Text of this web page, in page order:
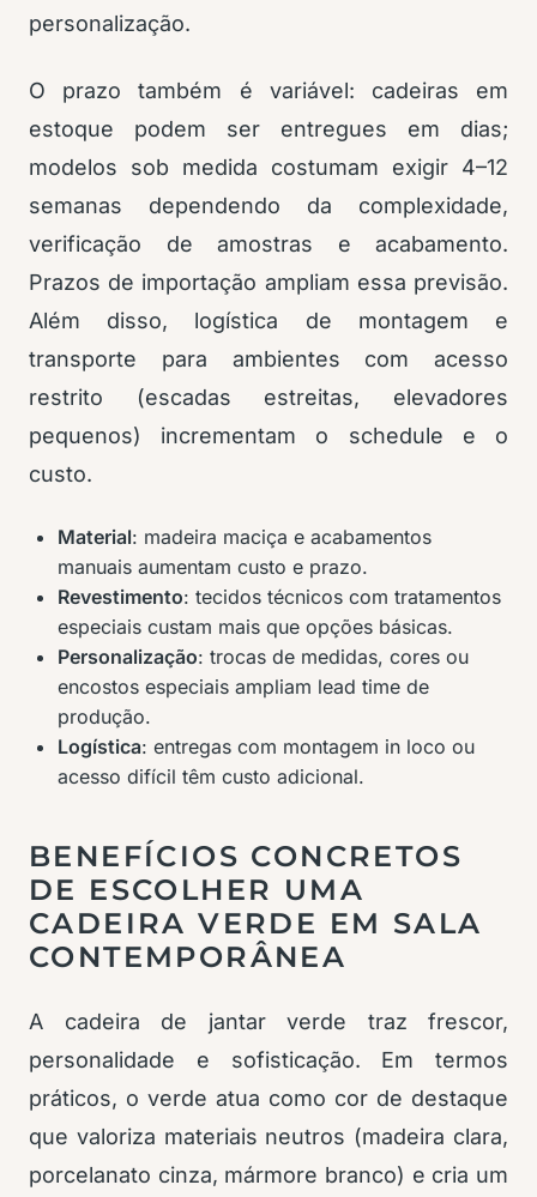
personalização.
O prazo também é variável: cadeiras em
estoque podem ser entregues em dias;
modelos sob medida costumam exigir 4–12
semanas dependendo da complexidade,
verificação de amostras e acabamento.
Prazos de importação ampliam essa previsão.
Além disso, logística de montagem e
transporte para ambientes com acesso
restrito (escadas estreitas, elevadores
pequenos) incrementam o schedule e o
custo.
Material: madeira maciça e acabamentos
manuais aumentam custo e prazo.
Revestimento: tecidos técnicos com tratamentos
especiais custam mais que opções básicas.
Personalização: trocas de medidas, cores ou
encostos especiais ampliam lead time de
produção.
Logística: entregas com montagem in loco ou
acesso difícil têm custo adicional.
BENEFÍCIOS CONCRETOS
DE ESCOLHER UMA
CADEIRA VERDE EM SALA
CONTEMPORÂNEA
A cadeira de jantar verde traz frescor,
personalidade e sofisticação. Em termos
práticos, o verde atua como cor de destaque
que valoriza materiais neutros (madeira clara,
porcelanato cinza, mármore branco) e cria um